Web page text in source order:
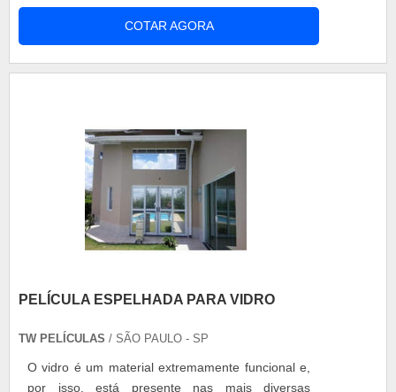
vazamento da gasolina durante o processo. A
guarnição cuba carburador serve para vedar,
como o próprio nome já diz, a cuba do
COTAR AGORA
PELÍCULA ESPELHADA PARA VIDRO
TW PELÍCULAS / SÃO PAULO - SP
O vidro é um material extremamente funcional e,
por isso, está presente nas mais diversas